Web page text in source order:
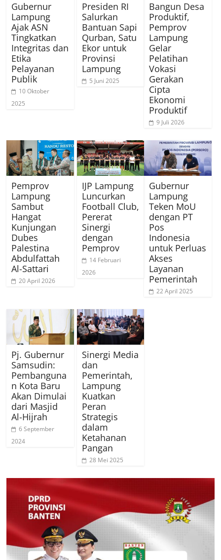
Gubernur
Lampung
Ajak ASN
Tingkatkan
Integritas dan
Etika
Pelayanan
Publik
10 Oktober
2025
Presiden RI
Salurkan
Bantuan Sapi
Qurban, Satu
Ekor untuk
Provinsi
Lampung
5 Juni 2025
Bangun Desa
Produktif,
Pemprov
Lampung
Gelar
Pelatihan
Vokasi
Gerakan
Cipta
Ekonomi
Produktif
9 Juli 2026
Pemprov
Lampung
Sambut
Hangat
Kunjungan
Dubes
Palestina
Abdulfattah
Al-Sattari
20 April 2026
IJP Lampung
Luncurkan
Football Club,
Pererat
Sinergi
dengan
Pemprov
14 Februari
2026
Gubernur
Lampung
Teken MoU
dengan PT
Pos
Indonesia
untuk Perluas
Akses
Layanan
Pemerintah
22 April 2025
Pj. Gubernur
Samsudin:
Pembanguna
n Kota Baru
Akan Dimulai
dari Masjid
Al-Hijrah
6 September
2024
Sinergi Media
dan
Pemerintah,
Lampung
Kuatkan
Peran
Strategis
dalam
Ketahanan
Pangan
28 Mei 2025